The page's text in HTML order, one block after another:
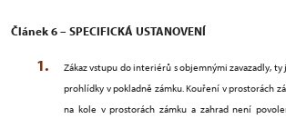
Článek 6 – SPECIFICKÁ USTANOVENÍ
Zákaz vstupu do interiérů s objemnými zavazadly,
prohlídky v pokladně zámku. Kouření v prostorách
na kole v prostorách zámku a zahrad není